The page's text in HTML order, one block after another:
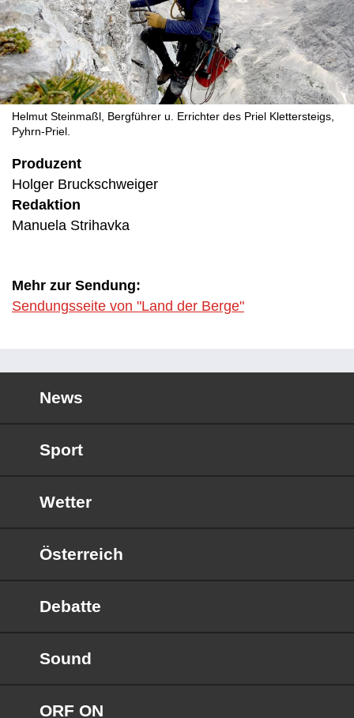
Helmut Steinmaßl, Bergführer u. Errichter des Priel Klettersteigs,
Pyhrn-Priel.
Produzent
Holger Bruckschweiger
Redaktion
Manuela Strihavka
Mehr zur Sendung:
Sendungsseite von "Land der Berge"
News
Sport
Wetter
Österreich
Debatte
Sound
ORF ON